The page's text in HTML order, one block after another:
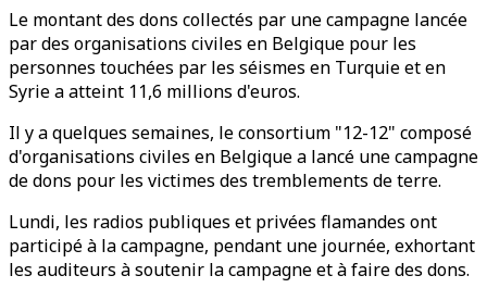
Le montant des dons collectés par une campagne lancée
par des organisations civiles en Belgique pour les
personnes touchées par les séismes en Turquie et en
Syrie a atteint 11,6 millions d'euros.
Il y a quelques semaines, le consortium "12-12" composé
d'organisations civiles en Belgique a lancé une campagne
de dons pour les victimes des tremblements de terre.
Lundi, les radios publiques et privées flamandes ont
participé à la campagne, pendant une journée, exhortant
les auditeurs à soutenir la campagne et à faire des dons.